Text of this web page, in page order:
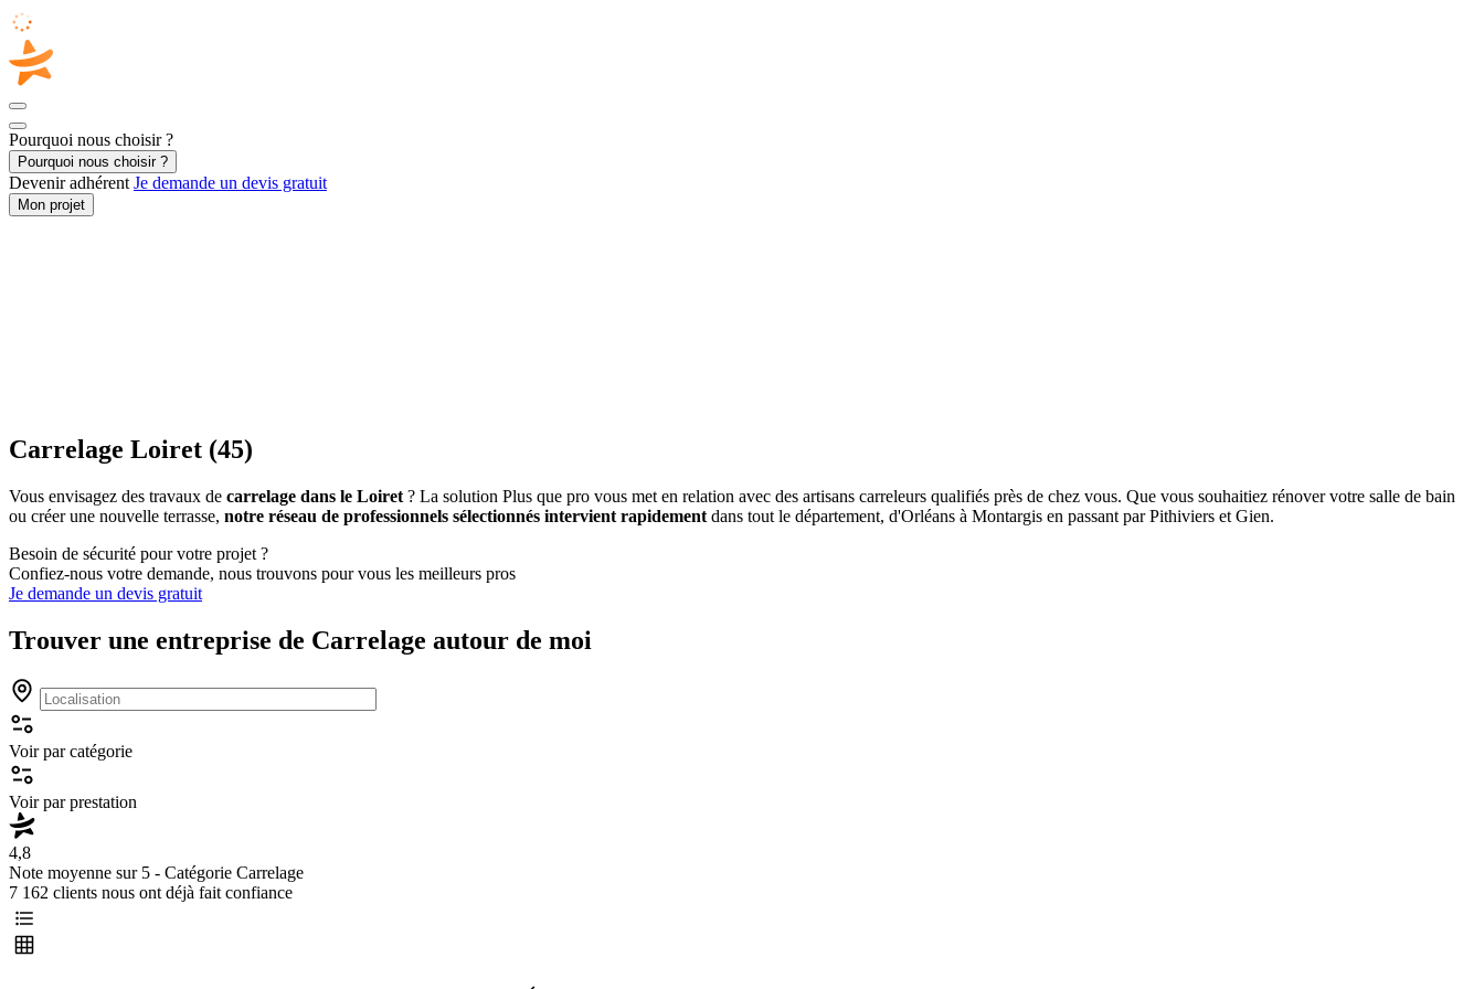
Pourquoi nous choisir ?
Pourquoi nous choisir ?
Devenir adhérent Je demande un devis gratuit
Mon projet
Carrelage Loiret (45)
Vous envisagez des travaux de carrelage dans le Loiret ? La solution Plus que pro vous met en relation avec des artisans carreleurs qualifiés près de chez vous. Que vous souhaitiez rénover votre salle de bain
ou créer une nouvelle terrasse, notre réseau de professionnels sélectionnés intervient rapidement dans tout le département, d'Orléans à Montargis en passant par Pithiviers et Gien.
Besoin de sécurité pour votre projet ?
Confiez-nous votre demande, nous trouvons pour vous les meilleurs pros
Je demande un devis gratuit
Trouver une entreprise de Carrelage autour de moi
Voir par catégorie
Voir par prestation
4,8
Note moyenne sur 5 - Catégorie Carrelage
7 162 clients nous ont déjà fait confiance